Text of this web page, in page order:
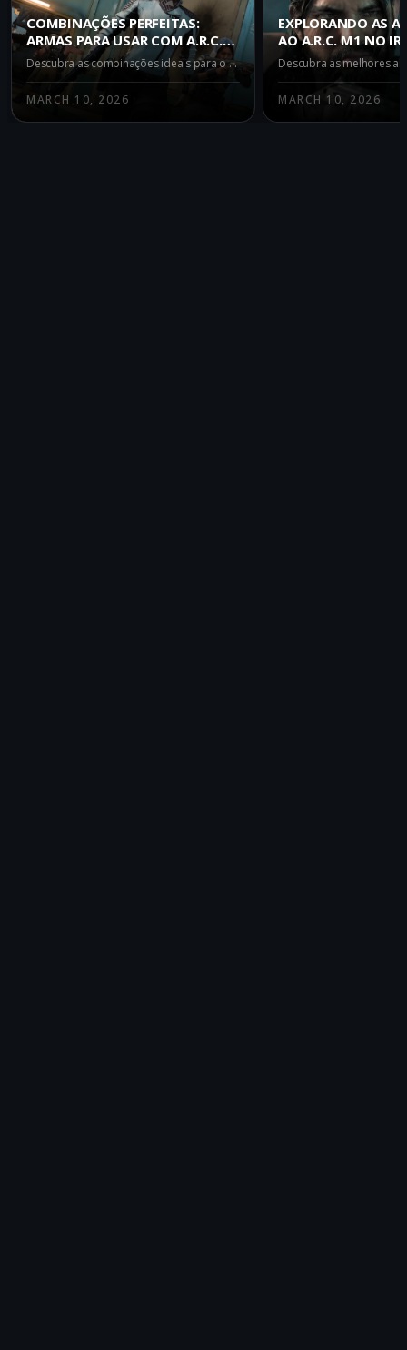
COMBINAÇÕES PERFEITAS:
ARMAS PARA USAR COM A.R.C.
M1 NO WARZONE IRON
GAUNTLET
Descubra as combinações ideais para o A.R.C. M1 no modo Warzone Iron Gauntlet. Conheça as melhores armas para potencializar seu desempenho: REV-46, Kogot-7 e Ryden 45K.
MARCH 10, 2026
EXPLORANDO AS
AO A.R.C. M1 NO
GAUNTLET DO
MARCH 10, 2026